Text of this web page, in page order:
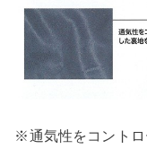
※通気性をコントロ